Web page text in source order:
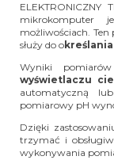
ELEKTRONICZNY
mikrokomputer
możliwościach. Ten
służy do o
Wyniki
wyświetlaczu
automatyczną
pomiarowy pH
Dzięki
trzymać i
wykonywania